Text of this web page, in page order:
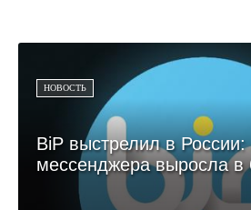
НОВОСТЬ
BiP выстрелил в России:
мессенджера выросла в